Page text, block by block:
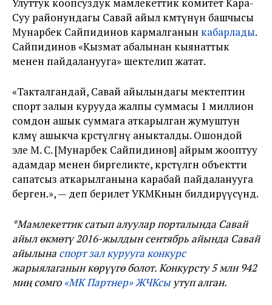
Улуттук коопсуздук мамлекеттик комитет Кара-
Суу районундагы Савай айыл өкмөтүнүн башчысы
Мунарбек Сайпидинов кармалганын кабарлады.
Сайпидинов «Кызмат абалынан кыянаттык
менен пайдаланууга» шектелип жатат.
«Такталгандай, Савай айылындагы мектептин
спорт залын курууда жалпы суммасы 1 миллион
сомдон ашык суммага аткарылган жумуштун
көлөмү ашыкча көрсөтүлгөнү аныкталды. Ошондой
эле М. С. [Мунарбек Сайпидинов] айрым жооптуу
адамдар менен биргеликте, көрсөтүлгөн объектти
сапатсыз аткарылганына карабай пайдаланууга
берген.», — деп берилет УКМКнын билдирүүсүндө.
*Мамлекеттик сатып алуулар порталында Савай
айыл өкмөтү 2016-жылдын сентябрь айында Савай
айылына спорт зал курууга конкурс
жарыялаганын көрүүгө болот. Конкурсту 5 млн 942
миң сомго«МК Партнер» ЖЧКсыутуп алган.